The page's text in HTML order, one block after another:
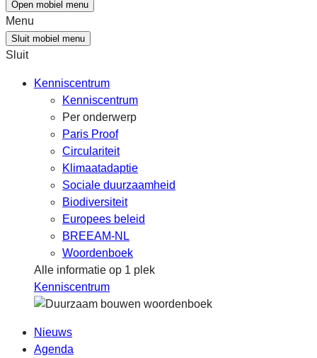
Open mobiel menu
Menu
Sluit mobiel menu
Sluit
Kenniscentrum
Kenniscentrum
Per onderwerp
Paris Proof
Circulariteit
Klimaatadaptie
Sociale duurzaamheid
Biodiversiteit
Europees beleid
BREEAM-NL
Woordenboek
Alle informatie op 1 plek
Kenniscentrum
Nieuws
Agenda